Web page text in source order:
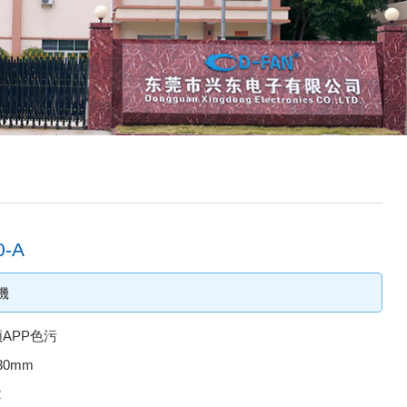
A
色污